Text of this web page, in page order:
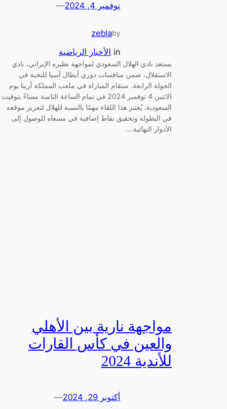
نوفمبر 4, 2024 —
by
zebla
in الأخبار الرياضية
يستعد نادي الهلال السعودي لمواجهة نظيره الإيراني، نادي
الاستقلال، ضمن منافسات دوري أبطال آسيا للنخبة في
الجولة الرابعة. ستقام المباراة في ملعب المملكة أرينا يوم
الاثنين 4 نوفمبر 2024 في تمام الساعة الثامنة مساءً بتوقيت
السعودية. يُعتبر هذا اللقاء مهمًا بالنسبة للهلال لتعزيز موقعه
في البطولة وتحقيق نقاط إضافية في مسعاه للوصول إلى
الأدوار النهائية.…
مواجهة نارية بين الأهلي
والعين في كأس القارات
للأندية 2024
أكتوبر 29, 2024 —